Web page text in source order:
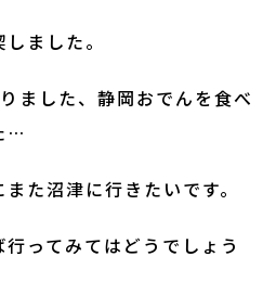
ました。
ました、静岡おでんを食べ
…
た沼津に行きたいです。
ってみてはどうでしょう